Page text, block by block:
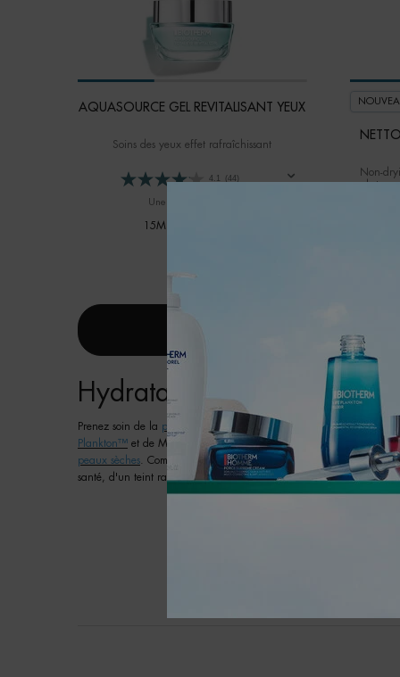
AQUASOURCE GEL REVITALISANT YEUX
Soins des yeux effet rafraîchissant
4.1 (44)
Une taille disponible
15ML / 0.51 FL.OZ.
Non-
and
Hydratation révolutionnaire
Prenez soin de la peau sèchede votre visage et faites l'expérience
Plankton™ et de Mannose. La gamme Aquasource vise à
peaux sèches. Complétez votre collection hydratante avec des
santé, d'un teint radieux et d'une peau douce et soyeuse avec